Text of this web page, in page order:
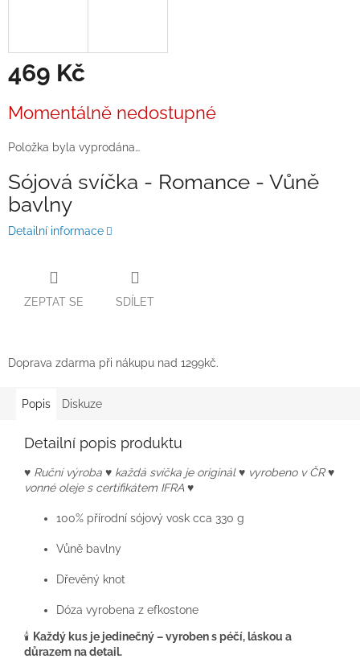
469 Kč
cena:
Momentálně nedostupné
Položka byla vyprodána…
Sójová svíčka - Romance - Vůně
bavlny
Detailní informace
ZEPTAT SE SDÍLET
Doprava zdarma při nákupu nad 1299kč.
Popis Diskuze
Detailní popis produktu
♥ Ruční výroba ♥ každá svíčka je originál ♥ vyrobeno v ČR ♥
vonné oleje s certifikátem IFRA ♥
100% přírodní sójový vosk cca 330 g
Vůně bavlny
Dřevěný knot
Dóza vyrobena z efkostone
🕯️ Každý kus je jedinečný – vyroben s péčí, láskou a
důrazem na detail.